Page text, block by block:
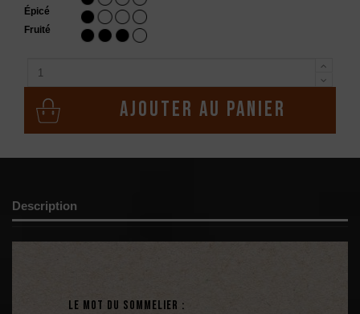
Épicé
Fruité
Ajouter au panier
Description
Le mot du sommelier :